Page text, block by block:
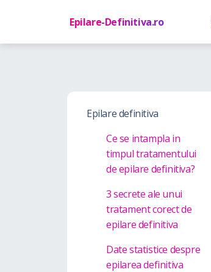
Epilare-Definitiva.ro
Epilare definitiva
Ce se intampla in
timpul tratamentului
de epilare definitiva?
3 secrete ale unui
tratament corect de
epilare definitiva
Date statistice despre
epilarea definitiva